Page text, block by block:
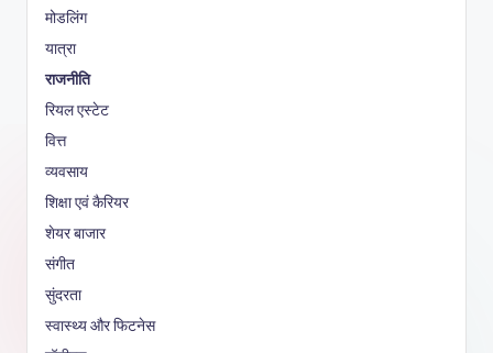
मोडलिंग
यात्रा
राजनीति
रियल एस्टेट
वित्त
व्यवसाय
शिक्षा एवं कैरियर
शेयर बाजार
संगीत
सुंदरता
स्वास्थ्य और फिटनेस